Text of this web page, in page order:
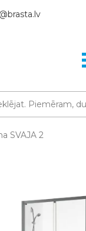
SVAJA 2